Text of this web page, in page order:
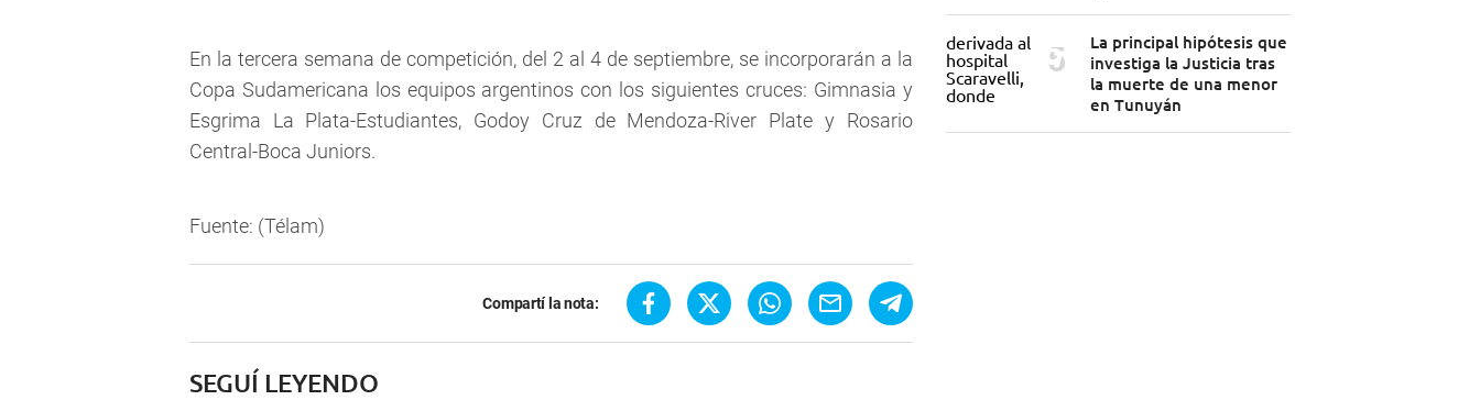
En la tercera semana de competición, del 2 al 4 de septiembre, se incorporarán a la
Copa Sudamericana los equipos argentinos con los siguientes cruces: Gimnasia y
Esgrima La Plata-Estudiantes, Godoy Cruz de Mendoza-River Plate y Rosario
Central-Boca Juniors.
Fuente: (Télam)
Compartí la nota:
SEGUÍ LEYENDO
La principal hipótesis que
investiga la Justicia tras
la muerte de una menor
en Tunuyán